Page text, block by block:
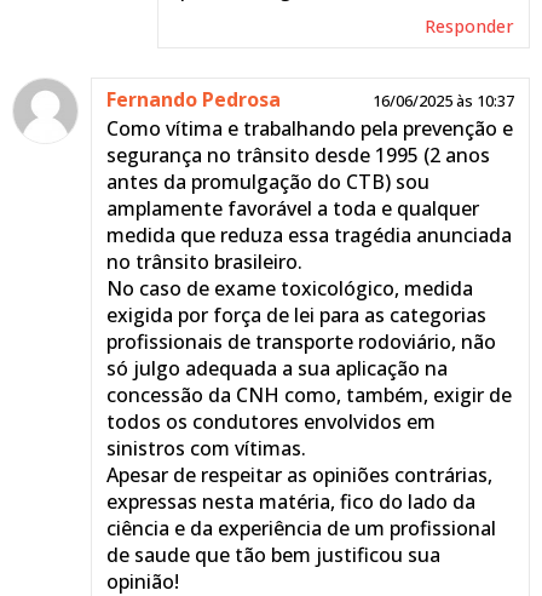
Responder
Fernando Pedrosa 16/06/2025 às 10:37
Como vítima e trabalhando pela prevenção e
segurança no trânsito desde 1995 (2 anos
antes da promulgação do CTB) sou
amplamente favorável a toda e qualquer
medida que reduza essa tragédia anunciada
no trânsito brasileiro.
No caso de exame toxicológico, medida
exigida por força de lei para as categorias
profissionais de transporte rodoviário, não
só julgo adequada a sua aplicação na
concessão da CNH como, também, exigir de
todos os condutores envolvidos em
sinistros com vítimas.
Apesar de respeitar as opiniões contrárias,
expressas nesta matéria, fico do lado da
ciência e da experiência de um profissional
de saude que tão bem justificou sua
opinião!